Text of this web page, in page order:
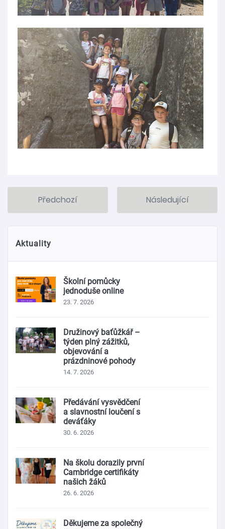
Předchozí Následující
Aktuality
Školní pomůcky
jednoduše online
23. 7. 2026
Družinový baťůžkář –
týden plný zážitků,
objevování a
prázdninové pohody
14. 7. 2026
Předávání vysvědčení
a slavnostní loučení s
deváťáky
30. 6. 2026
Na školu dorazily první
Cambridge certifikáty
našich žáků
26. 6. 2026
Děkujeme za společný